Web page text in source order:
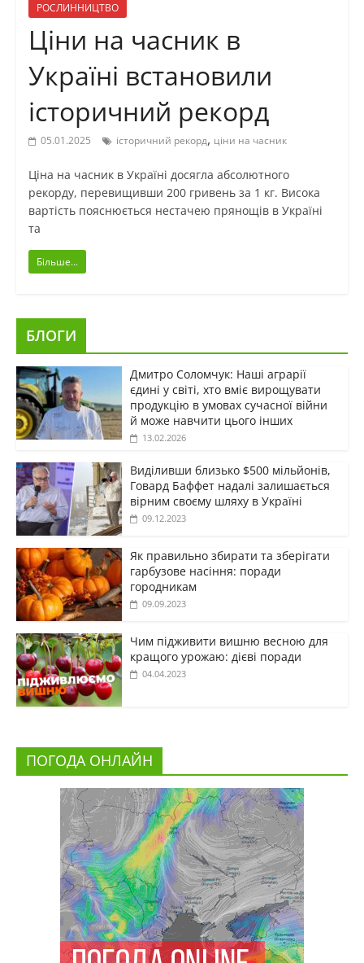
РОСЛИННИЦТВО
Ціни на часник в
Україні встановили
історичний рекорд
05.01.2025 історичний рекорд, ціни на часник
Ціна на часник в Україні досягла абсолютного
рекорду, перевищивши 200 гривень за 1 кг. Висока
вартість пояснюється нестачею прянощів в Україні
та
Більше...
БЛОГИ
Дмитро Соломчук: Наші аграрії
єдині у світі, хто вміє вирощувати
продукцію в умовах сучасної війни
й може навчити цього інших
13.02.2026
Виділивши близько $500 мільйонів,
Говард Баффет надалі залишається
вірним своєму шляху в Україні
09.12.2023
Як правильно збирати та зберігати
гарбузове насіння: поради
городникам
09.09.2023
Чим підживити вишню весною для
кращого урожаю: дієві поради
04.04.2023
ПОГОДА ОНЛАЙН